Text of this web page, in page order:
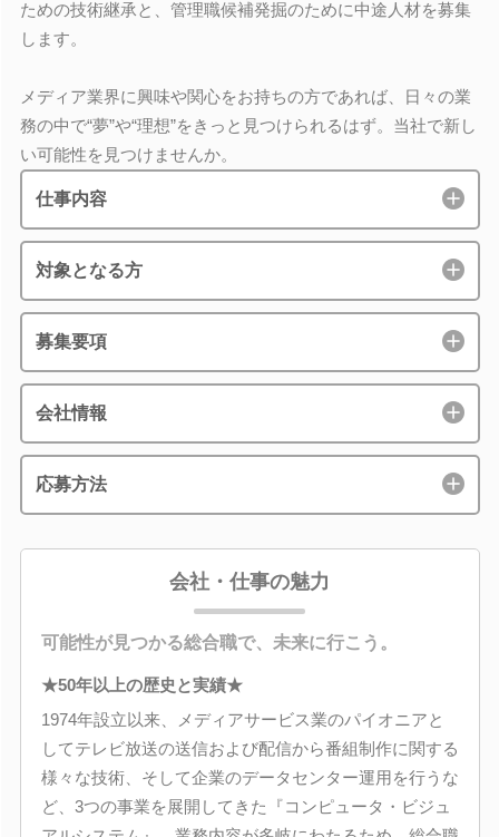
ための技術継承と、管理職候補発掘のために中途人材を募集
します。
メディア業界に興味や関心をお持ちの方であれば、日々の業
務の中で“夢”や“理想”をきっと見つけられるはず。当社で新し
い可能性を見つけませんか。
仕事内容
対象となる方
募集要項
会社情報
応募方法
会社・仕事の魅力
可能性が見つかる総合職で、未来に行こう。
★50年以上の歴史と実績★
1974年設立以来、メディアサービス業のパイオニアと
してテレビ放送の送信および配信から番組制作に関する
様々な技術、そして企業のデータセンター運用を行うな
ど、3つの事業を展開してきた『コンピュータ・ビジュ